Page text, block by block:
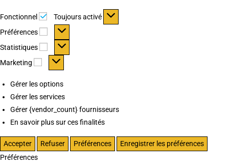
Fonctionnel Fonctionnel
Toujours activé
Préférences
Préférences
Statistiques Statistiques
Marketing Marketing
Gérer les options
Gérer les services
Gérer {vendor_count} fournisseurs
En savoir plus sur ces finalités
Accepter Refuser Préférences
Enregistrer les préférences
Préférences